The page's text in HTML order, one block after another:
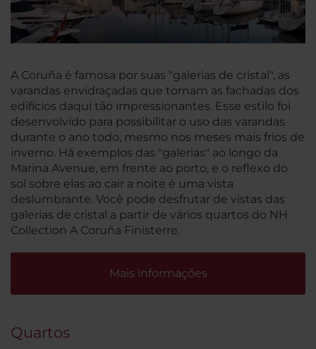
A Coruña é famosa por suas "galerias de cristal", as
varandas envidraçadas que tornam as fachadas dos
edifícios daqui tão impressionantes. Esse estilo foi
desenvolvido para possibilitar o uso das varandas
durante o ano todo, mesmo nos meses mais frios de
inverno. Há exemplos das "galerias" ao longo da
Marina Avenue, em frente ao porto, e o reflexo do
sol sobre elas ao cair a noite é uma vista
deslumbrante. Você pode desfrutar de vistas das
galerias de cristal a partir de vários quartos do NH
Collection A Coruña Finisterre.
Mais informações
Quartos